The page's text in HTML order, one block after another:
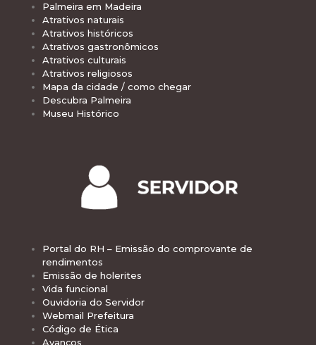
Palmeira em Madeira
Atrativos naturais
Atrativos históricos
Atrativos gastronômicos
Atrativos culturais
Atrativos religiosos
Mapa da cidade / como chegar
Descubra Palmeira
Museu Histórico
Portal do RH – Emissão do comprovante de
rendimentos
Emissão de holerites
Vida funcional
Ouvidoria do Servidor
Webmail Prefeitura
Código de Ética
Avanços